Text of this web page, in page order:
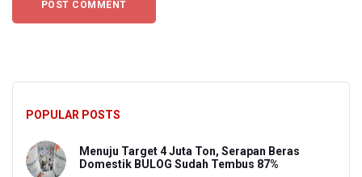
POPULAR POSTS
Menuju Target 4 Juta Ton, Serapan Beras
Domestik BULOG Sudah Tembus 87%